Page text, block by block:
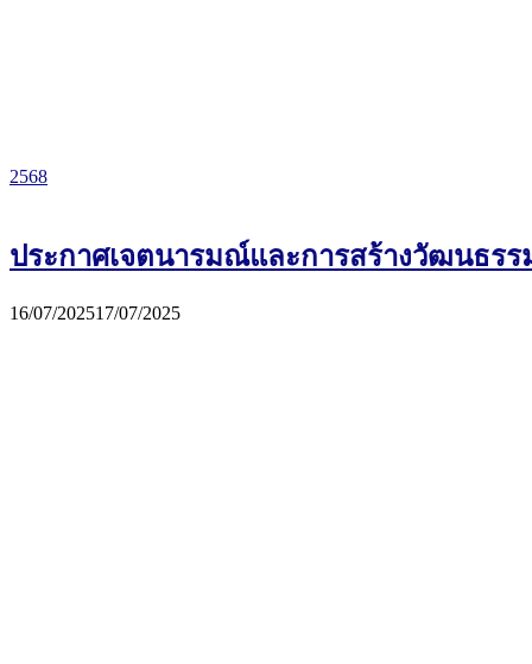
2568
ประกาศเจตนารมณ์และการสร้างวัฒนธร
16/07/202517/07/2025